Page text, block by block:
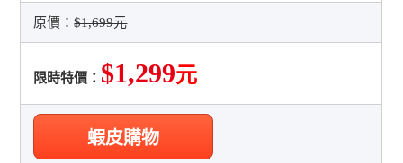
原價：$1,699元
限時特價： $1,299元
蝦皮購物